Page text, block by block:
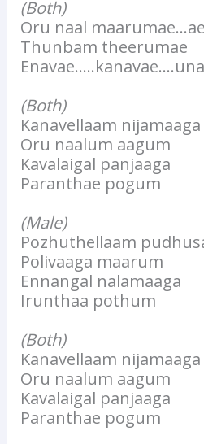
(Both)
Oru naal
Thunbam theerumae
(Both)
Kanavellaam nijamaaga
Oru naalum aagum
Kavalaigal panjaaga
Paranthae pogum
(Male)
Pozhuthellaam
Polivaaga maarum
Ennangal nalamaaga
Irunthaa pothum
(Both)
Kanavellaam nijamaaga
Oru naalum aagum
Kavalaigal panjaaga
Paranthae pogum